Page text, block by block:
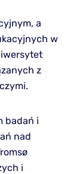
a
w
z
badań i
nad
i